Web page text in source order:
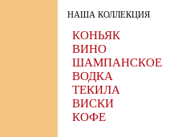
НАША КОЛЛЕКЦИЯ
КОНЬЯК
ВИНО
ШАМПАНСКОЕ
ВОДКА
ТЕКИЛА
ВИСКИ
КОФЕ